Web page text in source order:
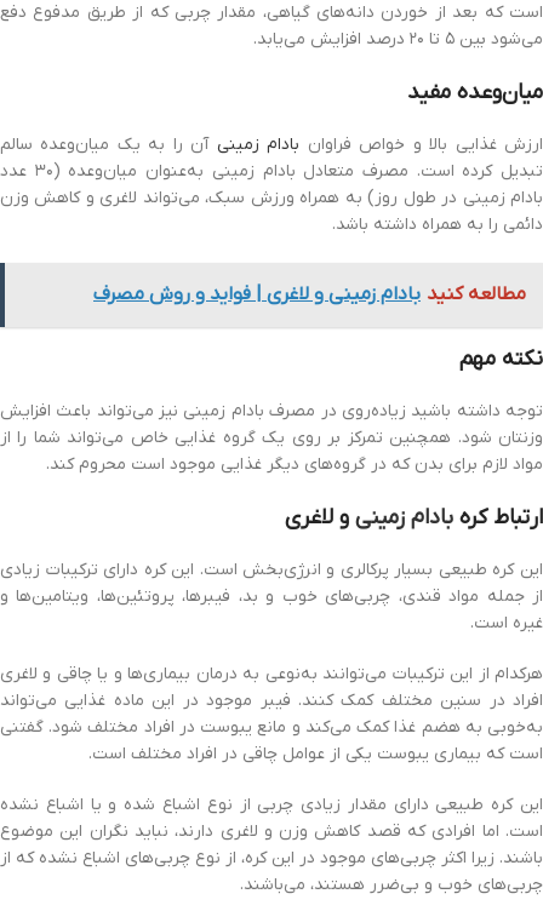
است که ‏بعد از خوردن دانه‌های گیاهی، مقدار چربی که از طریق مدفوع دفع
می‌شود بین ۵ تا ۲۰ درصد ‏افزایش می‌یابد. ‏‎ ‎
میان‌وعده مفید
ارزش غذایی بالا و خواص فراوان بادام زمینی آن را به یک میان‌وعده سالم
تبدیل کرده است. مصرف متعادل بادام زمینی به‌عنوان میان‌وعده (۳۰ عدد
بادام زمینی در طول ‏روز) به همراه ورزش سبک، می‌تواند لاغری و کاهش وزن
دائمی را به همراه داشته باشد.
مطالعه کنید بادام زمینی و لاغری | فواید و روش مصرف
نکته مهم
توجه داشته باشید زیاده‌روی در مصرف بادام زمینی نیز می‌تواند باعث افزایش
وزنتان شود. همچنین تمرکز بر روی یک گروه غذایی خاص می‌تواند شما را از
مواد لازم برای بدن که ‏در گروه‌های دیگر غذایی موجود است محروم کند.
ارتباط کره بادام زمینی و لاغری
این کره طبیعی بسیار پرکالری و انرژی‌بخش است. این کره دارای ترکیبات زیادی
از جمله مواد قندی، چربی‌های خوب و بد، فیبرها، پروتئین‌ها، ویتامین‌ها و
غیره است.
هرکدام از این ترکیبات می‌توانند به‌نوعی به درمان بیماری‌ها و یا چاقی و لاغری
افراد در سنین مختلف کمک کنند. فیبر موجود در این ماده غذایی می‌تواند
به‌خوبی به هضم غذا کمک می‌کند و مانع یبوست در افراد مختلف شود. گفتنی
است که بیماری یبوست یکی از عوامل چاقی در افراد مختلف است.
این کره طبیعی دارای مقدار زیادی چربی از نوع اشباع شده و یا اشباع نشده
است. اما افرادی که قصد کاهش وزن و لاغری دارند، نباید نگران این موضوع
باشند. زیرا اکثر چربی‌های موجود در این کره، از نوع چربی‌های اشباع نشده که از
چربی‌های خوب و بی‌ضرر هستند، می‌باشند.